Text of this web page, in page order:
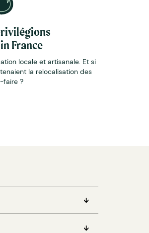
France
locale et artisanale. Et si
la relocalisation des
faire ?